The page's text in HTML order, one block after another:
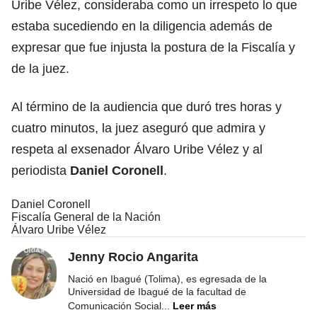
Uribe Vélez, consideraba como un irrespeto lo que
estaba sucediendo en la diligencia además de
expresar que fue injusta la postura de la Fiscalía y
de la juez.
Al término de la audiencia que duró tres horas y
cuatro minutos, la juez aseguró que admira y
respeta al exsenador Álvaro Uribe Vélez y al
periodista Daniel Coronell.
Daniel Coronell
Fiscalía General de la Nación
Álvaro Uribe Vélez
Jenny Rocio Angarita
Nació en Ibagué (Tolima), es egresada de la
Universidad de Ibagué de la facultad de
Comunicación Social
Leer más